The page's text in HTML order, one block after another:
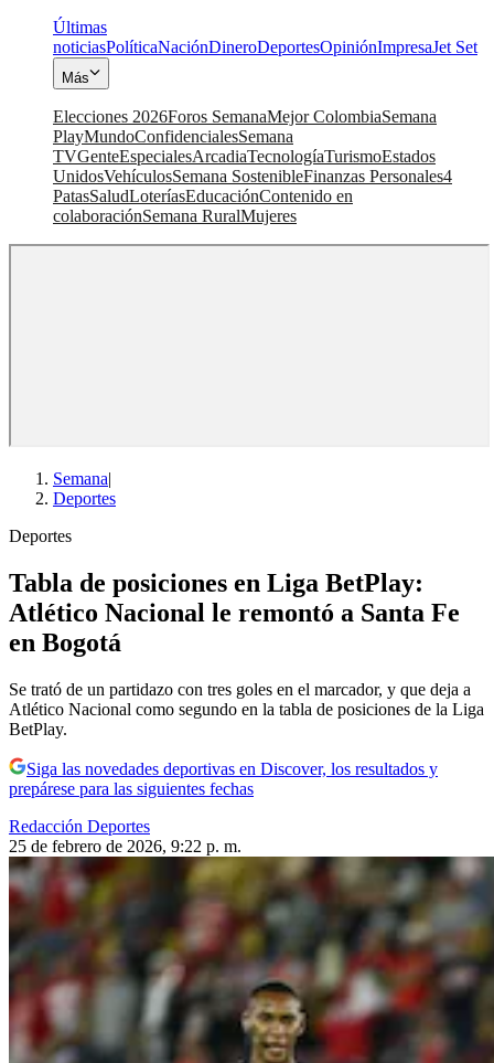
Últimas
noticiasPolíticaNaciónDineroDeportesOpiniónImpresaJet Set
Más
Elecciones 2026Foros SemanaMejor ColombiaSemana
PlayMundoConfidencialesSemana
TVGenteEspecialesArcadiaTecnologíaTurismoEstados
UnidosVehículosSemana SostenibleFinanzas Personales4
PatasSaludLoteríasEducaciónContenido en
colaboraciónSemana RuralMujeres
Semana|
Deportes
Deportes
Tabla de posiciones en Liga BetPlay:
Atlético Nacional le remontó a Santa Fe
en Bogotá
Se trató de un partidazo con tres goles en el marcador, y que deja a
Atlético Nacional como segundo en la tabla de posiciones de la Liga
BetPlay.
Siga las novedades deportivas en Discover, los resultados y
prepárese para las siguientes fechas
Redacción Deportes
25 de febrero de 2026, 9:22 p. m.